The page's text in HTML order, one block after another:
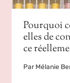
Pourquoi
elles de
ce
Par Mélanie